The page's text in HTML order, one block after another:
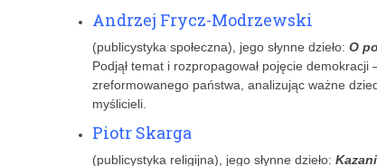
Andrzej Frycz-Modrzewski
(publicystyka społeczna), jego słynne dzieło: O
Podjął temat i roz­propagował pojęcie
zreformowanego państwa, analizując ważne
myślicieli.
Piotr Skarga
(publicystyka religijna), jego słynne dzieło: